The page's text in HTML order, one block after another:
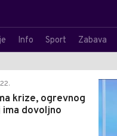
Info Sport Zabava
krize, ogrevnog
dovoljno